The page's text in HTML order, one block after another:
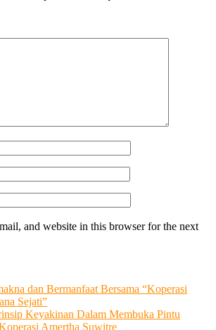
and website in this browser for the next
dan Bermanfaat Bersama “Koperasi
Sejati”
Keyakinan Dalam Membuka Pintu
Amertha Suwitre